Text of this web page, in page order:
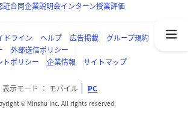
証合同企業説明会インターン授業評価
ドライン ヘルプ 広告掲載
グループ規約
外部送信ポリシー
トポリシー
企業情報 サイトマップ
表示モード モバイル PC
© Minshu Inc. All rights reserved.